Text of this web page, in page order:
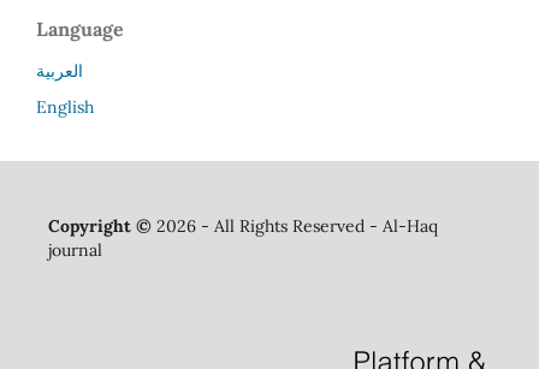
Language
العربية
English
Copyright ©2026 - All Rights Reserved - Al-Haq
journal